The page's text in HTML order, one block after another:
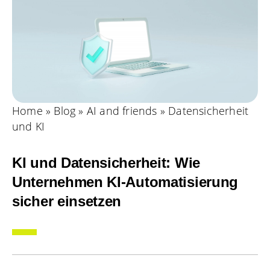
Home » Blog » AI and friends » Datensicherheit
und KI
KI und Datensicherheit: Wie
Unternehmen KI-Automatisierung
sicher einsetzen